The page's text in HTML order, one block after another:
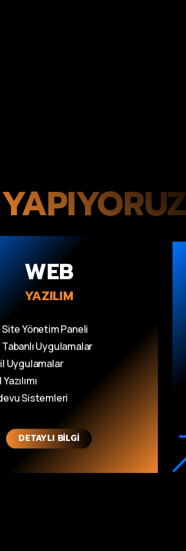
WEB
YAZILIM
Site Yönetim Paneli
Uygulamalar
Uygulamalar
Sistemleri
DETAYLI BILGI